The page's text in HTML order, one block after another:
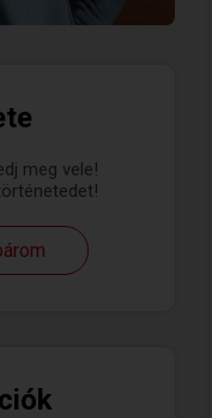
meg vele!